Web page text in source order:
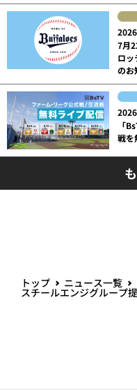
7月
ロッ
のお
「
戦を
トップ ニュース一覧
スチールエンジグループ